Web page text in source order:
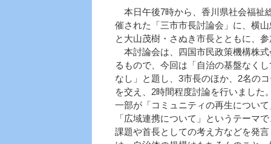
本日午後7時から、香川県社会福祉
催された「三市市長討論会」に、横
と大山茂樹・さぬき市長とともに、
本討論会は、四国市民政策機構株
るもので、今回は「自治の基盤なく
なし」と題し、3市長のほか、2名の
を交え、2時間程度討論を行いました
一部が「コミュニティの再生につい
「広域連携について」というテーマ
課題や首長としての考え方などを発